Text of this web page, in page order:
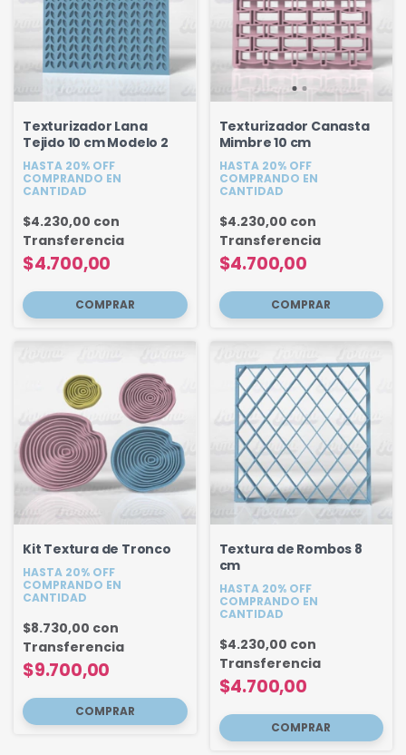
Texturizador Lana
Tejido 10 cm Modelo 2
HASTA 20% OFF
COMPRANDO EN
CANTIDAD
$4.700,00
$4.230,00 con
Transferencia
Texturizador Canasta
Mimbre 10 cm
HASTA 20% OFF
COMPRANDO EN
CANTIDAD
$4.700,00
$4.230,00 con
Transferencia
Kit Textura de Tronco
HASTA 20% OFF
COMPRANDO EN
CANTIDAD
$9.700,00
$8.730,00 con
Transferencia
Textura de Rombos 8
cm
HASTA 20% OFF
COMPRANDO EN
CANTIDAD
$4.700,00
$4.230,00 con
Transferencia